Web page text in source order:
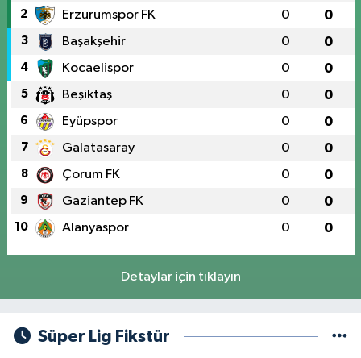
2 Erzurumspor FK 0 0
3 Başakşehir 0 0
4 Kocaelispor 0 0
5 Beşiktaş 0 0
6 Eyüpspor 0 0
7 Galatasaray 0 0
8 Çorum FK 0 0
9 Gaziantep FK 0 0
10 Alanyaspor 0 0
Detaylar için tıklayın
Süper Lig Fikstür